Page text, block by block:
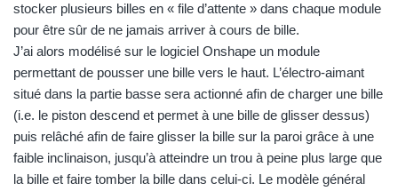
stocker plusieurs billes en « file d’attente » dans chaque module
pour être sûr de ne jamais arriver à cours de bille.
J’ai alors modélisé sur le logiciel Onshape un module
permettant de pousser une bille vers le haut. L’électro-aimant
situé dans la partie basse sera actionné afin de charger une bille
(i.e. le piston descend et permet à une bille de glisser dessus)
puis relâché afin de faire glisser la bille sur la paroi grâce à une
faible inclinaison, jusqu’à atteindre un trou à peine plus large que
la bille et faire tomber la bille dans celui-ci. Le modèle général